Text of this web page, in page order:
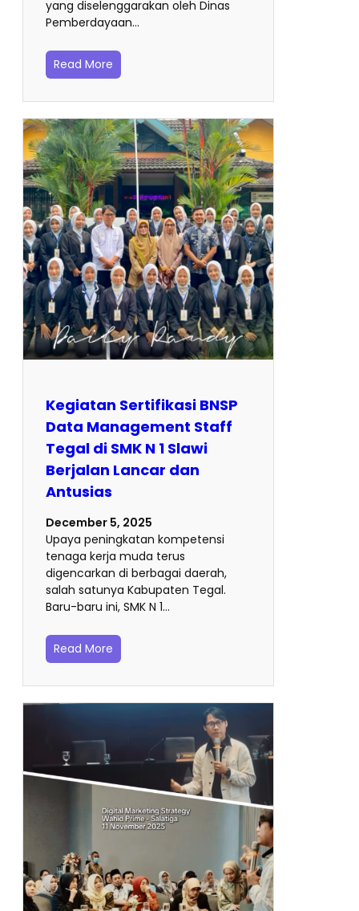
yang diselenggarakan oleh Dinas
Pemberdayaan…
Read More
Kegiatan Sertifikasi BNSP
Data Management Staff
Tegal di SMK N 1 Slawi
Berjalan Lancar dan
Antusias
December 5, 2025
Upaya peningkatan kompetensi
tenaga kerja muda terus
digencarkan di berbagai daerah,
salah satunya Kabupaten Tegal.
Baru-baru ini, SMK N 1…
Read More